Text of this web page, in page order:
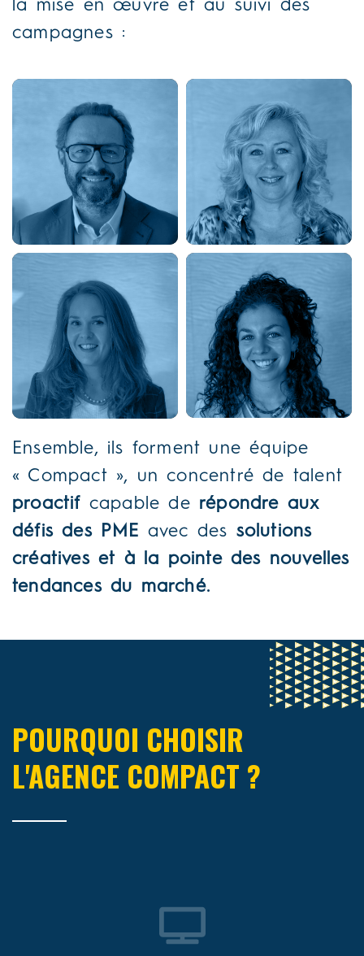
la mise en œuvre et au suivi des
campagnes :
Ensemble, ils forment une équipe
« Compact », un concentré de talent
proactif capable de répondre aux
défis des PME avec des solutions
créatives et à la pointe des nouvelles
tendances du marché.
POURQUOI CHOISIR
L'AGENCE COMPACT ?